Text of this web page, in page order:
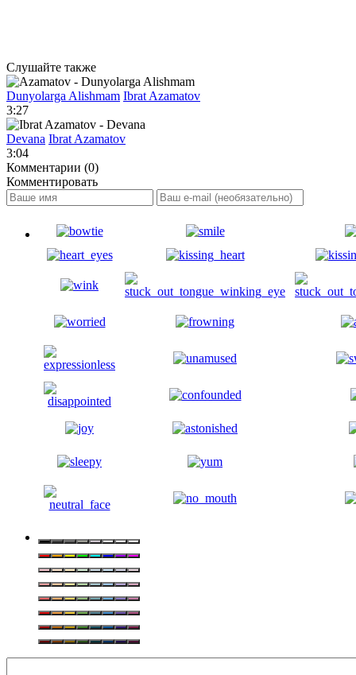
Слушайте также
Dunyolarga Alishmam Ibrat Azamatov
3:27
Devana Ibrat Azamatov
3:04
Комментарии (0)
Комментировать